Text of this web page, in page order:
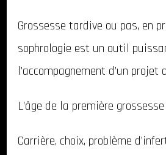
et
projet
d’enfant
Grossesse tardive ou pas, en
sophrologie est un outil
l’accompagnement d’un
L’âge de la première
Carrière, choix, problème